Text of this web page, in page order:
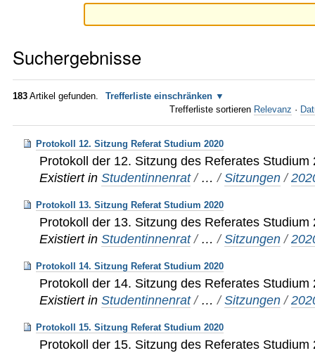
Suchergebnisse
183 Artikel gefunden.
Trefferliste einschränken
Trefferliste sortieren Relevanz ·
Protokoll 12. Sitzung Referat Studium 2020
Protokoll der 12. Sitzung des Referates Studium
Existiert in Studentinnenrat / …/Sitzungen /
Protokoll 13. Sitzung Referat Studium 2020
Protokoll der 13. Sitzung des Referates Studium
Existiert in Studentinnenrat / …/Sitzungen /
Protokoll 14. Sitzung Referat Studium 2020
Protokoll der 14. Sitzung des Referates Studium
Existiert in Studentinnenrat / …/Sitzungen /
Protokoll 15. Sitzung Referat Studium 2020
Protokoll der 15. Sitzung des Referates Studium